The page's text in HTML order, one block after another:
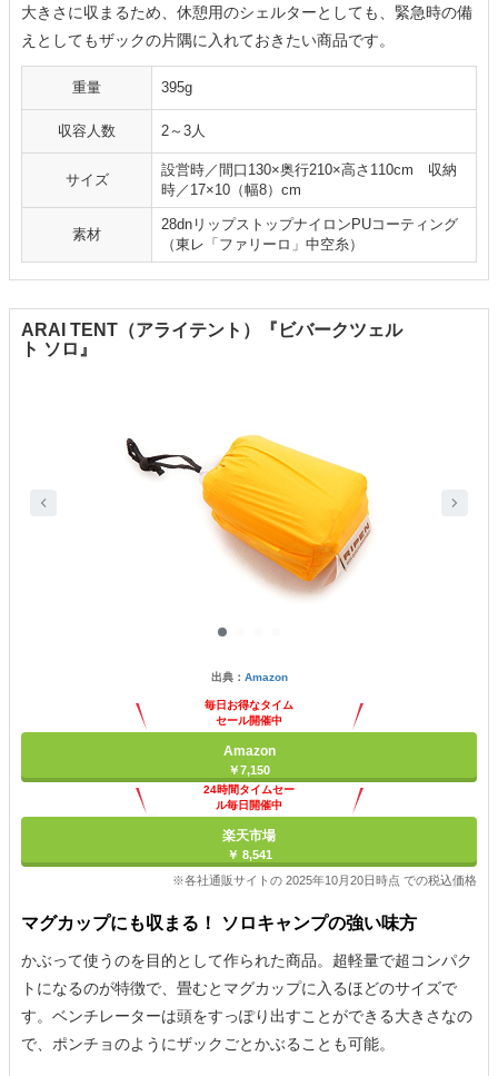
大きさに収まるため、休憩用のシェルターとしても、緊急時の備
えとしてもザックの片隅に入れておきたい商品です。
重量 395g
収容人数 2～3人
サイズ
設営時／間口130×奥行210×高さ110cm 収納
時／17×10（幅8）cm
素材
28dnリップストップナイロンPUコーティング
（東レ「ファリーロ」中空糸）
ARAI TENT（アライテント）『ビバークツェル
ト ソロ』
出典： Amazon
毎日お得なタイム
セール開催中
Amazon
￥7,150
24時間タイムセー
ル毎日開催中
楽天市場
￥ 8,541
※各社通販サイトの 2025年10月20日時点 での税込価格
マグカップにも収まる！ ソロキャンプの強い味方
かぶって使うのを目的として作られた商品。超軽量で超コンパク
トになるのが特徴で、畳むとマグカップに入るほどのサイズで
す。ベンチレーターは頭をすっぽり出すことができる大きさなの
で、ポンチョのようにザックごとかぶることも可能。